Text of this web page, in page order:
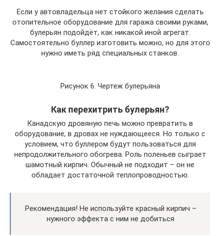
Если у автовладельца нет стойкого желания сделать
отопительное оборудование для гаража своими руками,
булерьян подойдёт, как никакой иной агрегат.
Самостоятельно буллер изготовить можно, но для этого
нужно иметь ряд специальных станков.
Рисунок 6. Чертеж булерьяна
Как перехитрить булерьян?
Канадскую дровяную печь можно превратить в
оборудование, в дровах не нуждающееся. Но только с
условием, что буллером будут пользоваться для
непродолжительного обогрева. Роль поленьев сыграет
шамотный кирпич. Обычный не подходит – он не
обладает достаточной теплопроводностью.
Рекомендация! Не используйте красный кирпич –
нужного эффекта с ним не добиться